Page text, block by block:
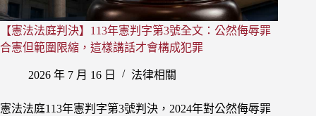
騙
手
法
解
【憲法法庭判決】113年憲判字第3號全文：公然侮辱罪
合憲但範圍限縮，這樣講話才會構成犯罪
2026 年 7 月 16 日 法律相關
憲法法庭113年憲判字第3號判決，2024年對公然侮辱罪